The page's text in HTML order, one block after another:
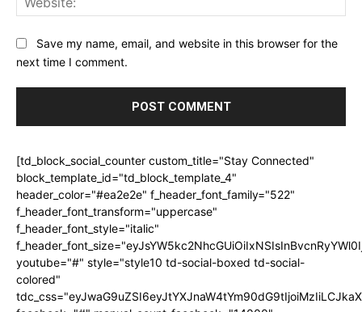
Save my name, email, and website in this browser for the
next time I comment.
[td_block_social_counter custom_title="Stay Connected"
block_template_id="td_block_template_4"
header_color="#ea2e2e" f_header_font_family="522"
f_header_font_transform="uppercase"
f_header_font_style="italic"
youtube="#" style="style10 td-social-boxed td-social-
colored"